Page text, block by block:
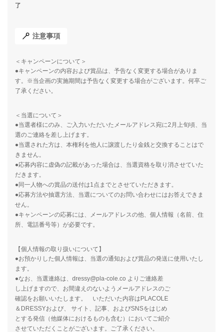
了
注意事項
＜キャンペーンについて＞
●キャンペーンの内容および賞品は、予告なく変更する場合がありま
す。※当企画の実施期間は予告なく変更する場合がございます。何卒ご
了承ください。
＜当選について＞
●当選者様にのみ、ご入力いただいたメールアドレス宛に2月上旬頃、当
選のご連絡を差し上げます。
●当選された方は、本権利を他人に譲渡したり金銭と交換することはで
きません。
●応募内容に虚偽の記載があった場合は、当選資格を取り消させていた
だきます。
●同一人物への賞品の送付は1点までとさせていただきます。
●応募方法や抽選方法、当選についてのお問い合わせにはお答えできま
せん。
●キャンペーンの応募には、メールアドレスの他、個人情報（名前、住
所、電話番号等）が必要です。
【個人情報の取り扱いについて】
●お預かりした個人情報は、当選の通知および賞品の発送に使用いたし
ます。
●なお、当選連絡は、dressy@pla-cole.co よりご連絡差
し上げますので、お間違えのないようメールアドレスのご
確認をお願いいたします。 いただいた内容はPLACOLE
＆DRESSYおよび、 サイト、記事、およびSNSをはじめ
とする発信（他媒体におけるものも含む）においてご紹介
させていただくことがございます。ご了承ください。